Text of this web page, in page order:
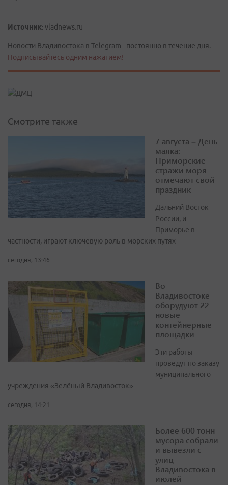
Источник:vladnews.ru
Новости Владивостока в Telegram - постоянно в течение дня.
Подписывайтесь одним нажатием!
Смотрите также
7 августа – День
маяка:
Приморские
стражи моря
отмечают свой
праздник
Дальний Восток
России, и
Приморье в
частности, играют ключевую роль в морских путях
сегодня, 13:46
Во
Владивостоке
оборудуют 22
новые
контейнерные
площадки
Эти работы
проведут по заказу
муниципального
учреждения «Зелёный Владивосток»
сегодня, 14:21
Более 600 тонн
мусора собрали
и вывезли с
улиц
Владивостока в
июлей